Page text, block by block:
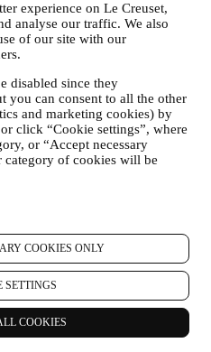
experience on Le Creuset,
analyse our traffic. We also
of our site with our
disabled since they
you can consent to all the other
and marketing cookies) by
click “Cookie settings”, where
or “Accept necessary
category of cookies will be
COOKIES ONLY
SETTINGS
COOKIES
klick med hjälp av branschens
övervaka våra nyhetsbrev.
ditt samtycke till att få personlig
från oss. Valet kan göras på
samlas in genom att välja
Du kan närsomhelst avstå från
kostnadsfritt, genom att klicka
av våra nyhetsbrev. Det går
privacy@lecreuset.com
din avanmälan så fort
kan du komma att få ytterligare
lämnar ut eller säljer dina
.
ERBJUDANDEN OCH
uppgifter för att kunna anpassa
efter dina behov och intressen
personlig kundupplevelse hos Le
detta genom att analysera dina